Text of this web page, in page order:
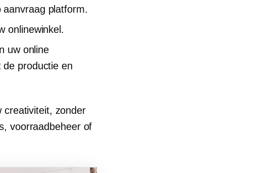
aanvraag platform.
onlinewinkel.
uw online
productie en
creativiteit, zonder
voorraadbeheer of